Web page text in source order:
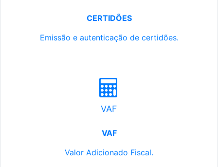
CERTIDÕES
Emissão e autenticação de certidões.
VAF
VAF
Valor Adicionado Fiscal.